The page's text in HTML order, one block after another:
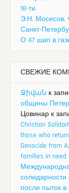
18-ти
Э.Н. Мосесов.
Санкт-
О 47 шап в
СВЕЖИЕ
Ջիվան к
общины
Цовинар к
Christian
those who
Genocide from
families in need
после пыток в